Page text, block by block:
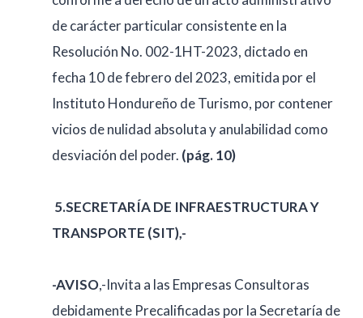
de carácter particular consistente en la
Resolución No. 002-1HT-2023, dictado en
fecha 10 de febrero del 2023, emitida por el
Instituto Hondureño de Turismo, por contener
vicios de nulidad absoluta y anulabilidad como
desviación del poder. (pág. 10)
5.SECRETARÍA DE INFRAESTRUCTURA Y
TRANSPORTE (SIT),-
-AVISO,-Invita a las Empresas Consultoras
debidamente Precalificadas por la Secretaría de